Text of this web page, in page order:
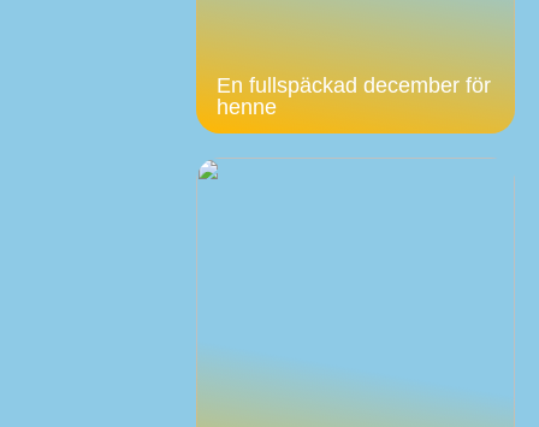
En fullspäckad december för
henne